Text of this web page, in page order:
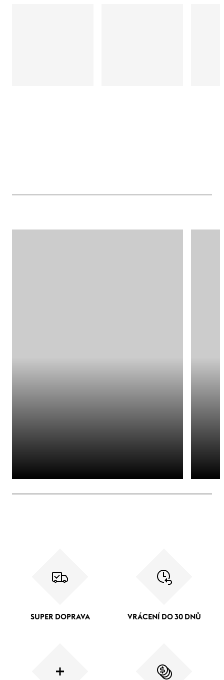
SUPER DOPRAVA VRÁCENÍ DO 30 DNŮ